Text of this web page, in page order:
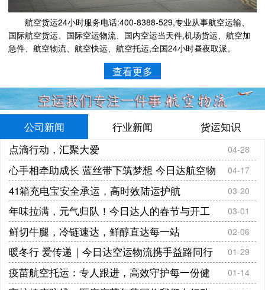
航空货运24小时服务电话:400-8388-529,专业从事航空运输、
国际航空货运、国际空运物流、国内空运当天件,机场货运、航空加
急件、航空物流、航空快运、航空托运,全国24小时昼夜取派。
查看更多
公司新闻 行业新闻
货运知识
点滴行动，汇聚大爱
04-28
心手相牵助成长 蓝丝带下筑梦想 今日达航空物
流携手800余爱心力量共赴 潼南公益助学活
04-17
41箱充电宝安全承运，高时效陆运护航 03-20
年味拉满，元气归队！今日达人的春节与开工
双重奏
03-01
鲜切牛腿，冷链速达，鲜醇直达每一站 02-06
暖冬行 爱传递｜今日达空运物流携手益路同行
开展敬老学雷锋志愿服务活动
01-29
疫苗航空托运：专人跟进，高效守护每一份健
01-14